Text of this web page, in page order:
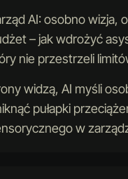
AI: osobno wizja,
– jak wdrożyć
nie przestrzeli
widzą, AI myśli
pułapki
w